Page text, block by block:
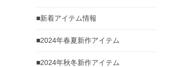
■新着アイテム情報
■2024年春夏新作アイテム
■2024年秋冬新作アイテム